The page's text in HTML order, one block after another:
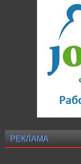
РЕКЛАМА